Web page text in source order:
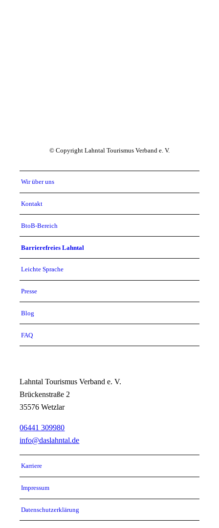
© Copyright Lahntal Tourismus Verband e. V.
Wir über uns
Kontakt
BtoB-Bereich
Barrierefreies Lahntal
Leichte Sprache
Presse
Blog
FAQ
Lahntal Tourismus Verband e. V.
Brückenstraße 2
35576 Wetzlar
06441 309980
info@daslahntal.de
Karriere
Impressum
Datenschutzerklärung